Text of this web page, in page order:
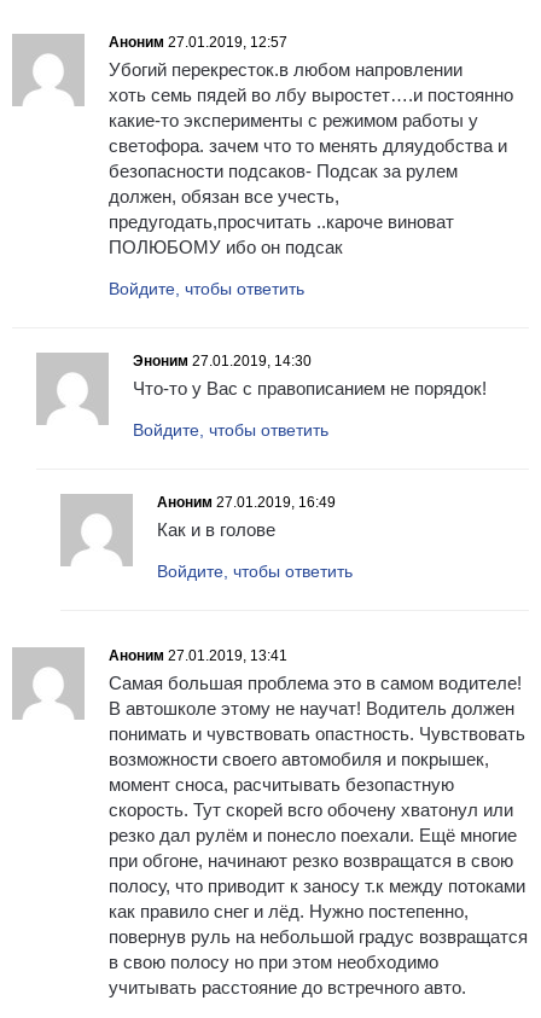
Аноним 27.01.2019, 12:57
Убогий перекресток.в любом напровлении
хоть семь пядей во лбу выростет….и постоянно
какие-то эксперименты с режимом работы у
светофора. зачем что то менять дляудобства и
безопасности подсаков- Подсак за рулем
должен, обязан все учесть,
предугодать,просчитать ..кароче виноват
ПОЛЮБОМУ ибо он подсак
Войдите, чтобы ответить
Эноним 27.01.2019, 14:30
Что-то у Вас с правописанием не порядок!
Войдите, чтобы ответить
Аноним 27.01.2019, 16:49
Как и в голове
Войдите, чтобы ответить
Аноним 27.01.2019, 13:41
Самая большая проблема это в самом водителе!
В автошколе этому не научат! Водитель должен
понимать и чувствовать опастность. Чувствовать
возможности своего автомобиля и покрышек,
момент сноса, расчитывать безопастную
скорость. Тут скорей всго обочену хватонул или
резко дал рулём и понесло поехали. Ещё многие
при обгоне, начинают резко возвращатся в свою
полосу, что приводит к заносу т.к между потоками
как правило снег и лёд. Нужно постепенно,
повернув руль на небольшой градус возвращатся
в свою полосу но при этом необходимо
учитывать расстояние до встречного авто.